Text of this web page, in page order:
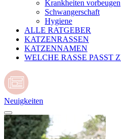
Krankheiten vorbeugen
Schwangerschaft
Hygiene
ALLE RATGEBER
KATZENRASSEN
KATZENNAMEN
WELCHE RASSE PASST
Neuigkeiten